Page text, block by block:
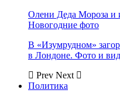
Олени Деда Мороза и
Новогодние фото
В «Изумрудном»
в Лондоне. Фото и
Prev Next
Политика